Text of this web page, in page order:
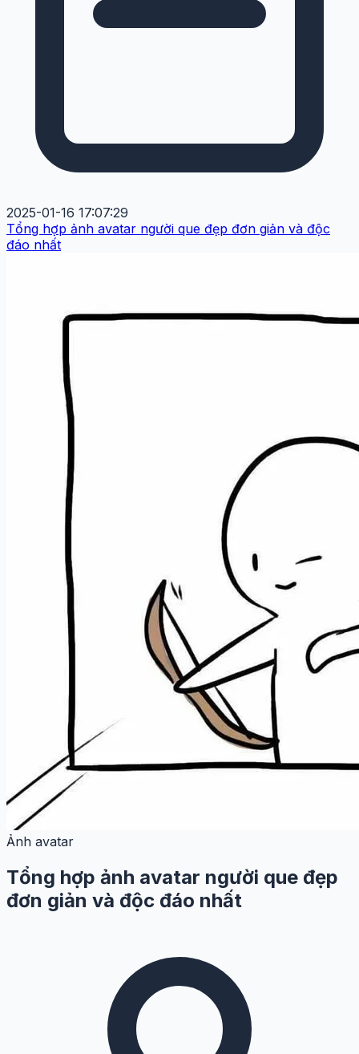
2025-01-16 17:07:29
Tổng hợp ảnh avatar người que đẹp đơn giản và độc
đáo nhất
Ảnh avatar
Tổng hợp ảnh avatar người que đẹp
đơn giản và độc đáo nhất